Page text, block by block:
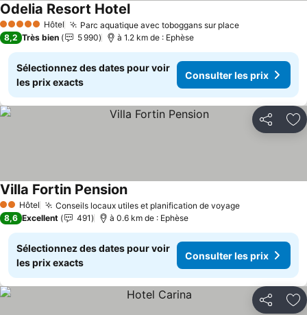
5 Étoiles Hôtel Parc aquatique avec toboggans sur place
Odelia Resort Hotel
8,2 Très bien 5 990 à 1.2 km de : Ephèse
Sélectionnez des dates pour voir
les prix exacts
Consulter les prix
Partager
2 Étoiles
Hôtel Conseils locaux utiles et planification de voyage
Villa Fortin Pension
8,6 Excellent 491 à 0.6 km de : Ephèse
Sélectionnez des dates pour voir
les prix exacts
Consulter les prix
Partager